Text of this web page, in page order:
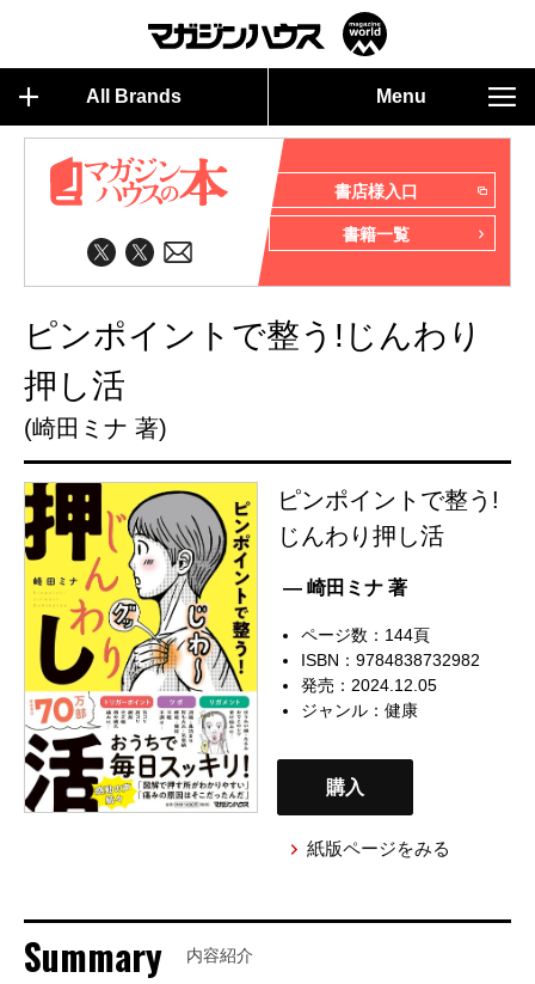
All Brands Menu
書店様入口
書籍一覧
ピンポイントで整う!じんわり
押し活
(崎田ミナ 著)
ピンポイントで整う!
じんわり押し活
— 崎田ミナ 著
ページ数：144頁
ISBN：9784838732982
発売：2024.12.05
ジャンル：健康
購入
紙版ページをみる
Summary 内容紹介